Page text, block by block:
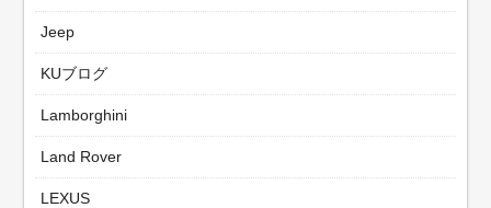
Jeep
KUブログ
Lamborghini
Land Rover
LEXUS